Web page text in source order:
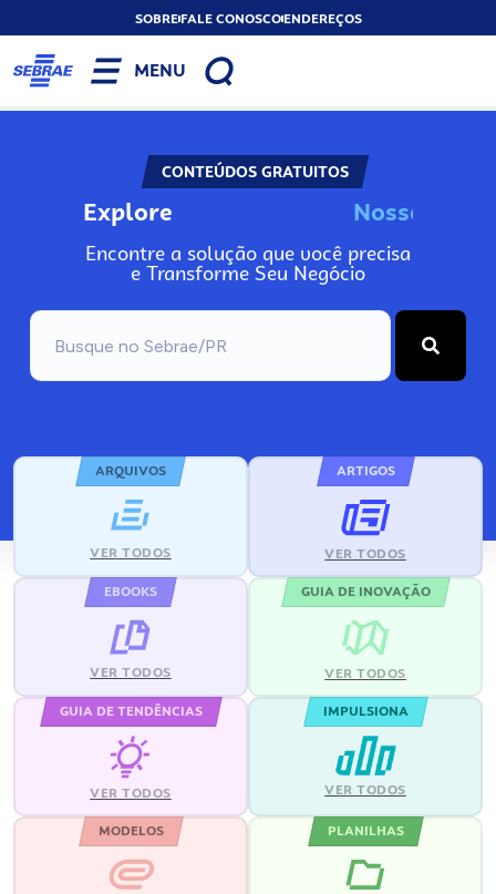
SOBREFALE CONOSCOENDEREÇOS
MENU
CONTEÚDOS GRATUITOS
Explore No
Encontre a solução que você precisa
e Transforme Seu Negócio
ARQUIVOS
VER TODOS
ARTIGOS
VER TODOS
EBOOKS
VER TODOS
GUIA DE INOVAÇÃO
VER TODOS
GUIA DE TENDÊNCIAS
VER TODOS
IMPULSIONA
VER TODOS
MODELOS PLANILHAS